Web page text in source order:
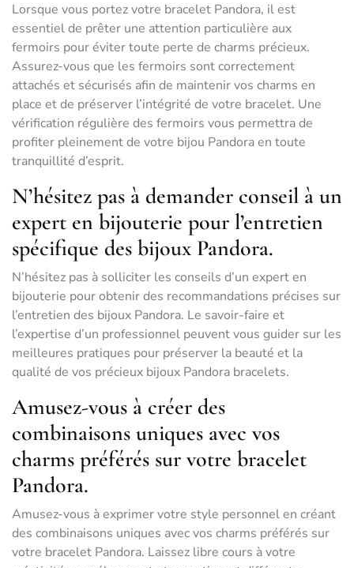
Lorsque vous portez votre bracelet Pandora, il est
essentiel de prêter une attention particulière aux
fermoirs pour éviter toute perte de charms précieux.
Assurez-vous que les fermoirs sont correctement
attachés et sécurisés afin de maintenir vos charms en
place et de préserver l’intégrité de votre bracelet. Une
vérification régulière des fermoirs vous permettra de
profiter pleinement de votre bijou Pandora en toute
tranquillité d’esprit.
N’hésitez pas à demander conseil à un
expert en bijouterie pour l’entretien
spécifique des bijoux Pandora.
N’hésitez pas à solliciter les conseils d’un expert en
bijouterie pour obtenir des recommandations précises sur
l’entretien des bijoux Pandora. Le savoir-faire et
l’expertise d’un professionnel peuvent vous guider sur les
meilleures pratiques pour préserver la beauté et la
qualité de vos précieux bijoux Pandora bracelets.
Amusez-vous à créer des
combinaisons uniques avec vos
charms préférés sur votre bracelet
Pandora.
Amusez-vous à exprimer votre style personnel en créant
des combinaisons uniques avec vos charms préférés sur
votre bracelet Pandora. Laissez libre cours à votre